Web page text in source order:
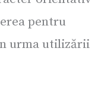
pentru
urma utilizării